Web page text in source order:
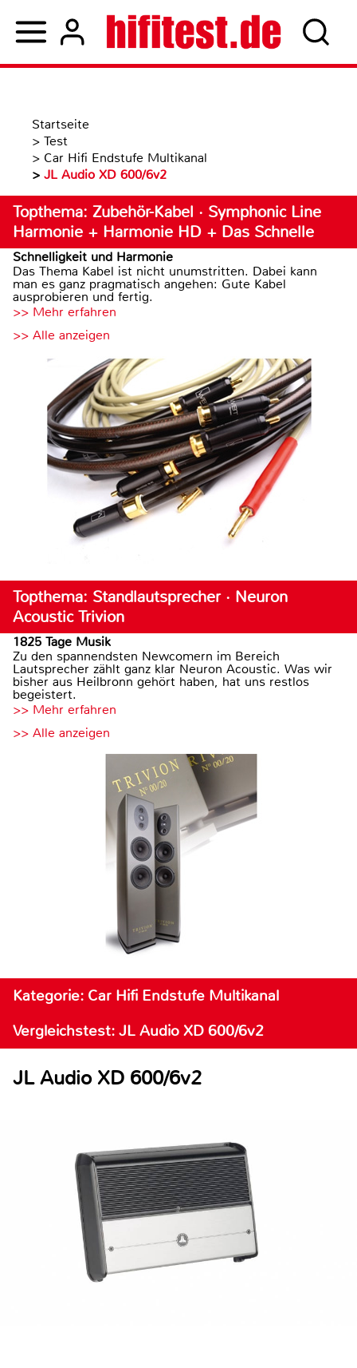
Startseite
> Test
> Car Hifi Endstufe Multikanal
> JL Audio XD 600/6v2
Topthema: Zubehör-Kabel · Symphonic Line
Harmonie + Harmonie HD + Das Schnelle
Schnelligkeit und Harmonie
Das Thema Kabel ist nicht unumstritten. Dabei kann
man es ganz pragmatisch angehen: Gute Kabel
ausprobieren und fertig.
>> Mehr erfahren
>> Alle anzeigen
Topthema: Standlautsprecher · Neuron
Acoustic Trivion
1825 Tage Musik
Zu den spannendsten Newcomern im Bereich
Lautsprecher zählt ganz klar Neuron Acoustic. Was wir
bisher aus Heilbronn gehört haben, hat uns restlos
begeistert.
>> Mehr erfahren
>> Alle anzeigen
Kategorie: Car Hifi Endstufe Multikanal
Vergleichstest: JL Audio XD 600/6v2
JL Audio XD 600/6v2